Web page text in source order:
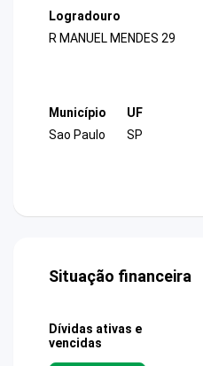
Logradouro
R MANUEL MENDES 29
Município
Sao Paulo
UF
SP
Situação financeira
Dívidas ativas e
vencidas